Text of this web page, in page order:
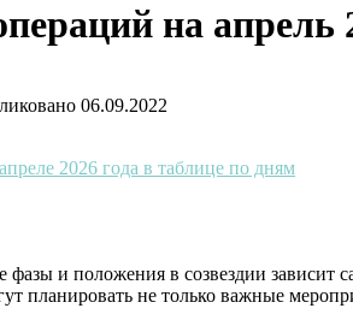
на апрель
06.09.2022
2026 года в таблице по дням
и положения в созвездии зависит
планировать не только важные